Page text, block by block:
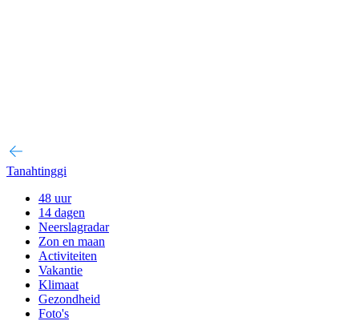
Tanahtinggi
48 uur
14 dagen
Neerslagradar
Zon en maan
Activiteiten
Vakantie
Klimaat
Gezondheid
Foto's